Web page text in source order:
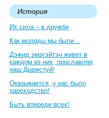
История
Их сила – в дружбе
Как молоды мы были…
Дэжид эмэгэйтэн живет в
каждом из них, прославляя
наш Дырестуй!
Оказывается, у нас было
пароходство!
Быть впереди всех!